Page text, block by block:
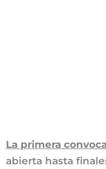
La primera
abierta hasta